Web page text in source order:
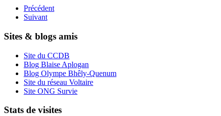
Précédent
Suivant
Sites & blogs amis
Site du CCDB
Blog Blaise Aplogan
Blog Olympe Bhêly-Quenum
Site du réseau Voltaire
Site ONG Survie
Stats de visites